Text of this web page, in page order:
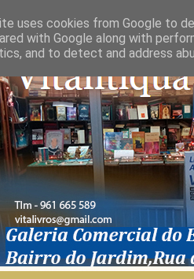
uses cookies from Google to
with Google along with
and to detect and address